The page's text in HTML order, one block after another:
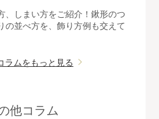
、しまい方をご紹介！鍬形のつ
の並べ方を、飾り方例も交えて
ラムをもっと見る
他コラム